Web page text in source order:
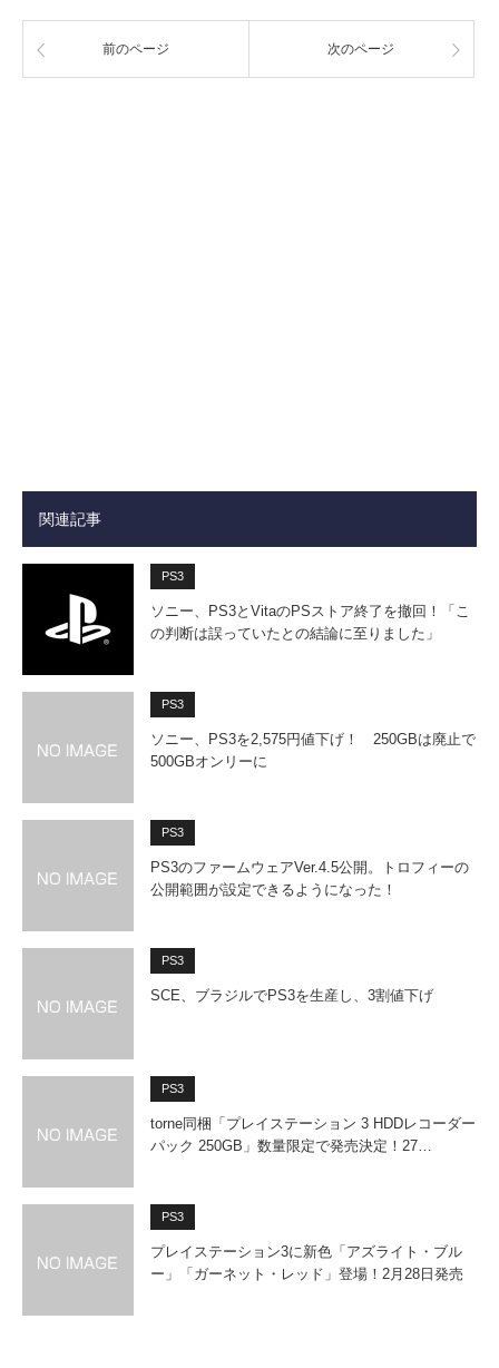
前のページ 次のページ
関連記事
PS3
ソニー、PS3とVitaのPSストア終了を撤回！「こ
の判断は誤っていたとの結論に至りました」
PS3
ソニー、PS3を2,575円値下げ！ 250GBは廃止で
500GBオンリーに
PS3
PS3のファームウェアVer.4.5公開。トロフィーの
公開範囲が設定できるようになった！
PS3
SCE、ブラジルでPS3を生産し、3割値下げ
PS3
torne同梱「プレイステーション 3 HDDレコーダー
パック 250GB」数量限定で発売決定！27…
PS3
プレイステーション3に新色「アズライト・ブル
ー」「ガーネット・レッド」登場！2月28日発売